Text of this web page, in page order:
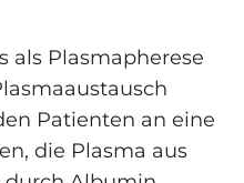
als Plasmapherese
Patienten an eine
die Plasma aus